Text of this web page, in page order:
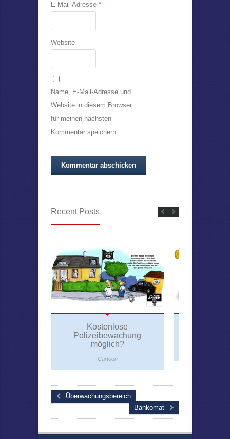
E-Mail-Adresse *
Website
Name, E-Mail-Adresse und
Website in diesem Browser
für meinen nächsten
Kommentar speichern.
Recent Posts
Kostenlose
Polizeibewachung
möglich?
Cartoon
Überwachungsbereich
Bankomat